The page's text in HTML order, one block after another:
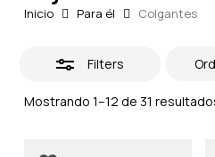
Inicio Para él Colgantes
Filters
Mostrando 1–12 de 31